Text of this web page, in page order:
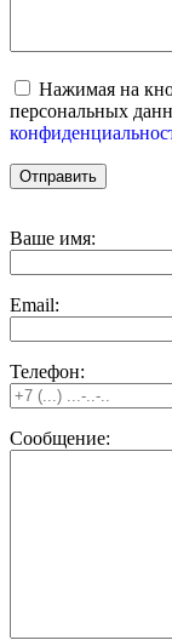
Нажимая на
персональных
Ваше имя:
Email:
Телефон:
Сообщение: